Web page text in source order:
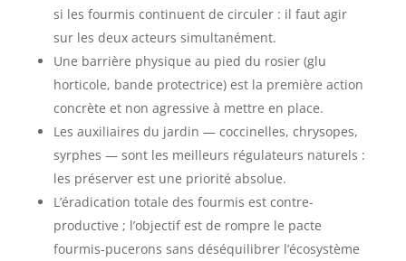
si les fourmis continuent de circuler : il faut agir
sur les deux acteurs simultanément.
Une barrière physique au pied du rosier (glu
horticole, bande protectrice) est la première action
concrète et non agressive à mettre en place.
Les auxiliaires du jardin — coccinelles, chrysopes,
syrphes — sont les meilleurs régulateurs naturels :
les préserver est une priorité absolue.
L’éradication totale des fourmis est contre-
productive ; l’objectif est de rompre le pacte
fourmis-pucerons sans déséquilibrer l’écosystème